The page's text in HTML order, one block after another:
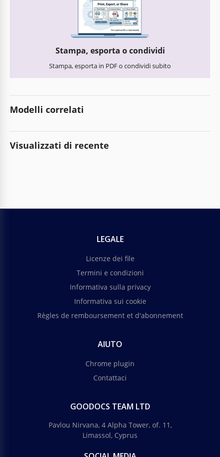
Stampa, esporta o condividi
Stampa, esporta in PDF o condividi subito
Modelli correlati
Visualizzati di recente
LEGALE
Licenze dei file
Termini e condizioni
Informativa sulla privacy
Informativa sui cookie
Règles de remboursement et d'abonnement
AIUTO
Chrome plugin
Contattaci
GOODOCS TEAM LTD
Pavlou Nirvana, 4 Alpha Tower, of. 11,
Limassol, Cyprus